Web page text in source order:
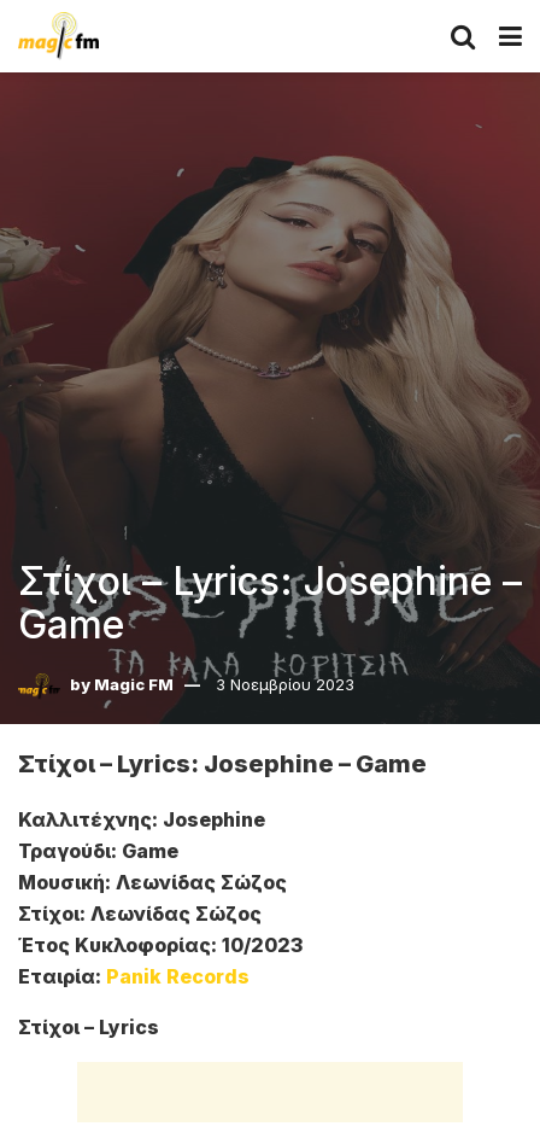
Στίχοι – Lyrics: Josephine –
Game
by Magic FM 3 Νοεμβρίου 2023
Στίχοι – Lyrics: Josephine – Game
Καλλιτέχνης: Josephine
Τραγούδι: Game
Μουσική: Λεωνίδας Σώζος
Στίχοι: Λεωνίδας Σώζος
Έτος Κυκλοφορίας: 10/2023
Εταιρία: Panik Records
Στίχοι – Lyrics